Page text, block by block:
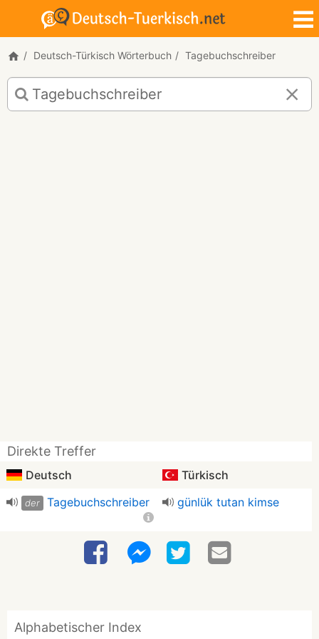
Deutsch-Türkisch Wörterbuch Tagebuchschreiber
Deutsch-
Türkisch
Übersetzung
Direkte Treffer
Deutsch Türkisch
der Tagebuchschreiber günlük tutan kimse
Alphabetischer Index